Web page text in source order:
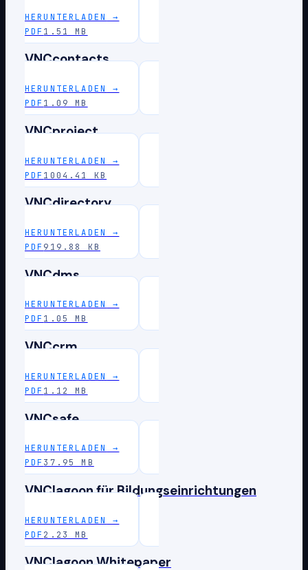
HERUNTERLADEN
→
PDF 1.51 MB
VNCcontacts
HERUNTERLADEN
→
PDF 1.09 MB
VNCproject
HERUNTERLADEN
→
PDF 1004.41 KB
VNCdirectory
HERUNTERLADEN
→
PDF 919.88 KB
VNCdms
HERUNTERLADEN
→
PDF 1.05 MB
VNCcrm
HERUNTERLADEN
→
PDF 1.12 MB
VNCsafe
HERUNTERLADEN
→
PDF 37.95 MB
VNClagoon für Bildungseinrichtungen
HERUNTERLADEN
→
PDF 2.23 MB
VNClagoon Whitepaper